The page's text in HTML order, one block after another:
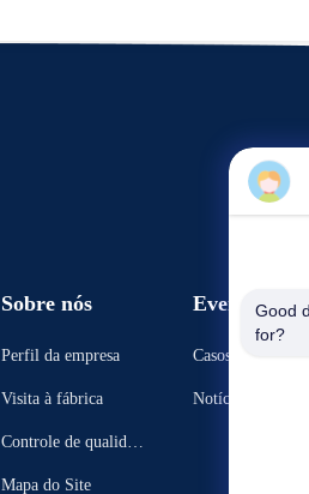
Sobre nós
Perfil da empresa
Visita à fábrica
Controle de qualidad
Mapa do Site
Eventos
Casos
Notícias
Good
for?